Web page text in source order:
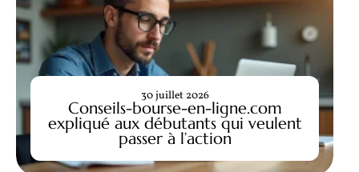
Conseils-bourse-en-ligne.com
expliqué aux débutants qui veulent
passer à l’action
30 juillet 2026